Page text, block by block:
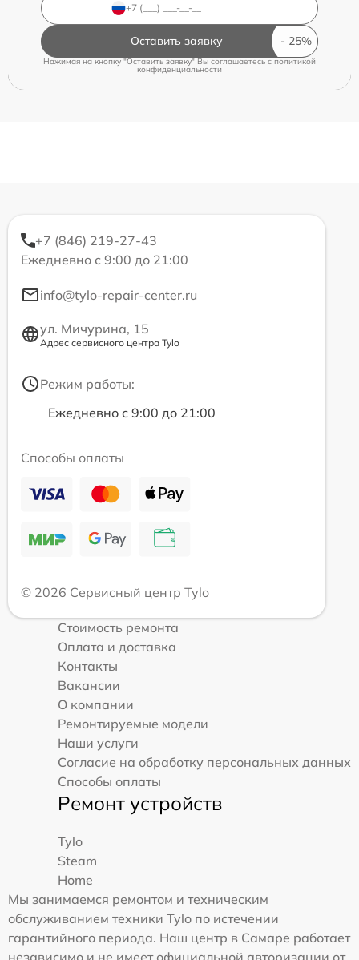
Оставить заявку
Нажимая на кнопку "Оставить заявку" Вы соглашаетесь cполитикой
конфиденциальности
+7 (846) 219-27-43
Ежедневно с 9:00 до 21:00
info@tylo-repair-center.ru
ул. Мичурина, 15
Адрес сервисного центра Tylo
Режим работы:
Ежедневно с 9:00 до 21:00
Способы оплаты
© 2026 Сервисный центр Tylo
Стоимость ремонта
Оплата и доставка
Контакты
Вакансии
О компании
Ремонтируемые модели
Наши услуги
Согласие на обработку персональных данных
Способы оплаты
Ремонт устройств
Tylo
Steam
Home
Мы занимаемся ремонтом и техническим
обслуживанием техники Tylo по истечении
гарантийного периода. Наш центр в Самаре работает
независимо и не имеет официальной авторизации от